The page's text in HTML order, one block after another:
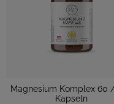
Magnesium Komplex 60
Kapseln